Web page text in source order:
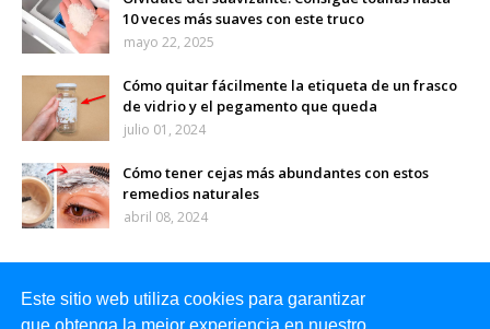
Este sitio web utiliza cookies para garantizar
que obtenga la mejor experiencia en nuestro
10 veces más suaves con este truco
mayo 22, 2025
Cómo quitar fácilmente la etiqueta de un frasco
de vidrio y el pegamento que queda
julio 01, 2024
Cómo tener cejas más abundantes con estos
remedios naturales
abril 08, 2024